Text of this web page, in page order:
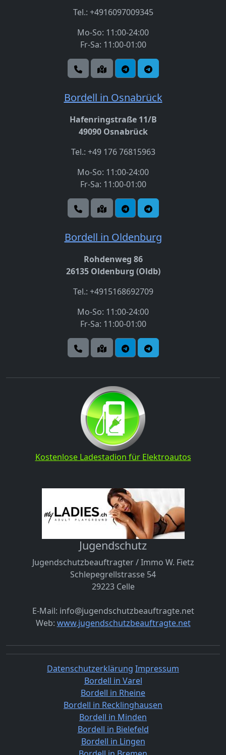
Tel.: +4916097009345
Mo-So: 11:00-24:00
Fr-Sa: 11:00-01:00
Bordell in Osnabrück
Hafenringstraße 11/B
49090 Osnabrück
Tel.: +49 176 76815963
Mo-So: 11:00-24:00
Fr-Sa: 11:00-01:00
Bordell in Oldenburg
Rohdenweg 86
26135 Oldenburg (Oldb)
Tel.: +4915168692709
Mo-So: 11:00-24:00
Fr-Sa: 11:00-01:00
Kostenlose Ladestadion für Elektroautos
Jugendschutz
Jugendschutzbeauftragter / Immo W. Fietz
Schlepegrellstrasse 54
29223 Celle
E-Mail: info@jugendschutzbeauftragte.net
Web: www.jugendschutzbeauftragte.net
Datenschutzerklärung Impressum
Bordell in Varel
Bordell in Rheine
Bordell in Recklinghausen
Bordell in Minden
Bordell in Bielefeld
Bordell in Lingen